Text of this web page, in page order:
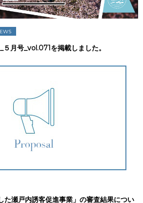
月号_vol.071を掲載しました。
た瀬戸内誘客促進事業」の審査結果につい